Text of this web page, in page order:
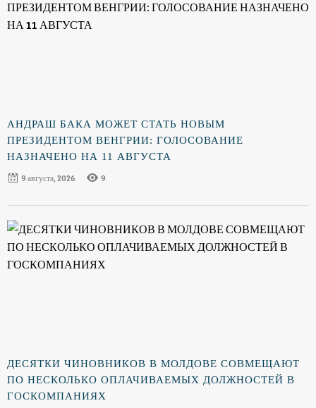
АНДРАШ БАКА МОЖЕТ СТАТЬ НОВЫМ
ПРЕЗИДЕНТОМ ВЕНГРИИ: ГОЛОСОВАНИЕ
НАЗНАЧЕНО НА 11 АВГУСТА
9 августа, 2026
9
ДЕСЯТКИ ЧИНОВНИКОВ В МОЛДОВЕ СОВМЕЩАЮТ
ПО НЕСКОЛЬКО ОПЛАЧИВАЕМЫХ ДОЛЖНОСТЕЙ В
ГОСКОМПАНИЯХ